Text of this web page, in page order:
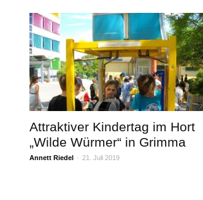
Attraktiver Kindertag im Hort
„Wilde Würmer“ in Grimma
Annett Riedel - 21. Juli 2019